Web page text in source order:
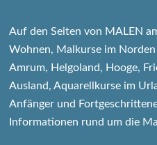
Auf den Seiten von MALEN
Wohnen, Malkurse im
Amrum, Helgoland, Hooge,
Ausland, Aquarellkurse im
Anfänger und
Informationen rund um die